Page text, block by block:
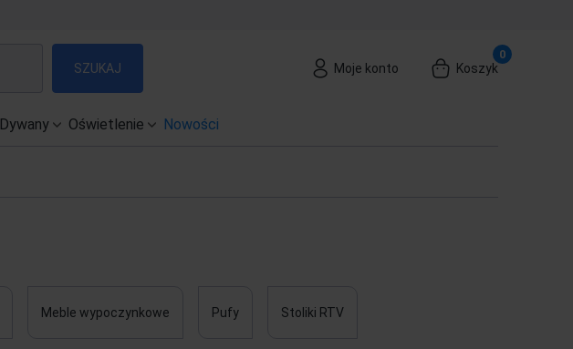
SZUKAJ Moje konto Koszyk
Dywany Oświetlenie Nowości
Meble wypoczynkowe Pufy Stoliki RTV